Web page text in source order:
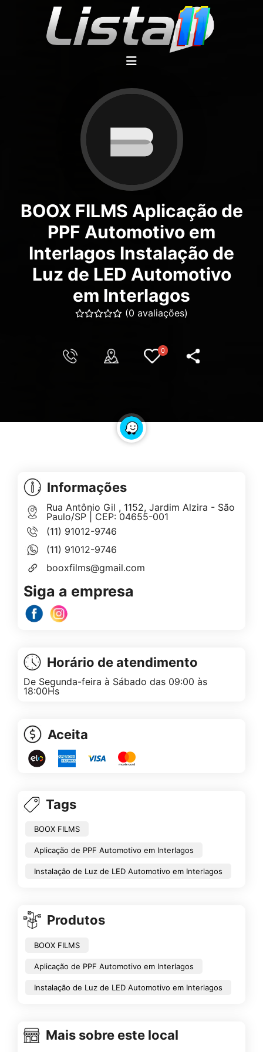
BOOX FILMS Aplicação de
PPF Automotivo em
Interlagos Instalação de
Luz de LED Automotivo
em Interlagos
(0 avaliações)
0
Informações
Rua Antônio Gil , 1152, Jardim Alzira - São
Paulo/SP | CEP: 04655-001
(11) 91012-9746
(11) 91012-9746
booxfilms@gmail.com
Siga a empresa
Horário de atendimento
De Segunda-feira à Sábado das 09:00 às
18:00Hs
Aceita
Tags
BOOX FILMS
Aplicação de PPF Automotivo em Interlagos
Instalação de Luz de LED Automotivo em Interlagos
Produtos
BOOX FILMS
Aplicação de PPF Automotivo em Interlagos
Instalação de Luz de LED Automotivo em Interlagos
Mais sobre este local